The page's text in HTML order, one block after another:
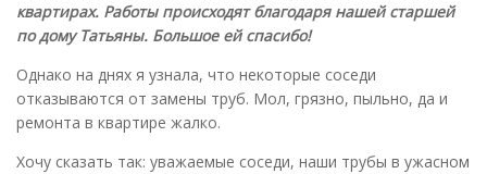
квартирах. Работы происходят благодаря нашей старшей
по дому Татьяны. Большое ей спасибо!
Однако на днях я узнала, что некоторые соседи
отказываются от замены труб. Мол, грязно, пыльно, да и
ремонта в квартире жалко.
Хочу сказать так: уважаемые соседи, наши трубы в ужасном